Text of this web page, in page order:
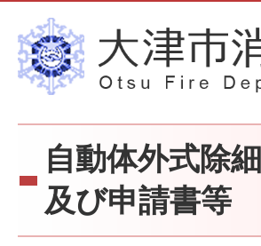
自動体外式除
及び申請書等